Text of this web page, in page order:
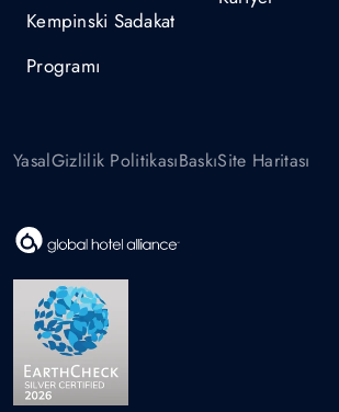
Kempinski Sadakat
Programı
YasalGizlilik PolitikasıBaskıSite Haritası